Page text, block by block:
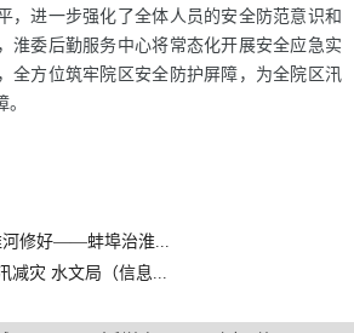
，进一步强化了全体人员的安全防范意识和
淮委后勤服务中心将常态化开展安全应急实
全方位筑牢院区安全防护屏障，为全院区汛
河修好——蚌埠治淮...
减灾 水文局（信息...